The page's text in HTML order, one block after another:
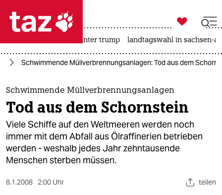
 taz zahl ich
taz zahl ich
themen
politik
öko
gesellschaft
kultur

taz zahl ich
usa unter trump landtagswahl in sachsen-
Schwimmende Müllverbrennungsanlagen: Tod aus dem
Schwimmende Müllverbrennungsanlagen
Tod aus dem Schornstein
Viele Schiffe auf den Weltmeeren werden noch
immer mit dem Abfall aus Ölraffinerien betrieben
werden - weshalb jedes Jahr zehntausende
Menschen sterben müssen.
8.1.2008 2:00 Uhr teilen